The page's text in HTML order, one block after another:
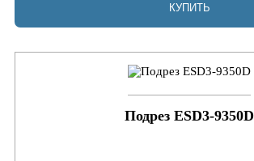
КУПИТЬ
Подрез ESD3-9350D